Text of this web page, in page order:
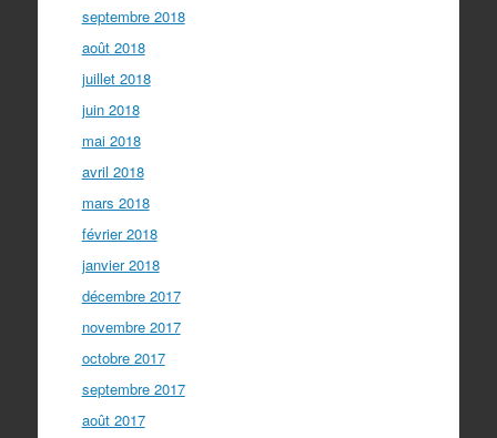
septembre 2018
août 2018
juillet 2018
juin 2018
mai 2018
avril 2018
mars 2018
février 2018
janvier 2018
décembre 2017
novembre 2017
octobre 2017
septembre 2017
août 2017